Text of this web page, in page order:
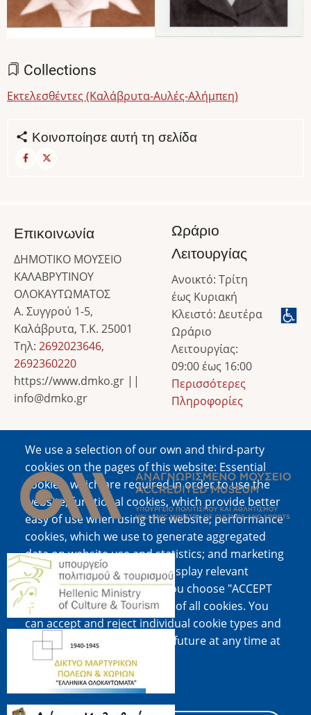
Collections
Εκτελεσθέντες (Καλάβρυτα-Αυλές-Αλήμπεη)
Κοινοποίησε αυτή τη σελίδα
We use a selection of our own and third-party
cookies on the pages of this website: Essential
cookies, which are required in order to use the
website; functional cookies, which provide better
easy of use when using the website; performance
cookies, which we use to generate aggregated
data on website use and statistics; and marketing
cookies, which are used to display relevant
content and advertising. If you choose "ACCEPT
ALL", you consent to the use of all cookies. You
can accept and reject individual cookie types and
revoke your consent for the future at any time at
"Settings".
Cookie documentation
Επικοινωνία
ΔΗΜΟΤΙΚΟ ΜΟΥΣΕΙΟ
ΚΑΛΑΒΡΥΤΙΝΟΥ
ΟΛΟΚΑΥΤΩΜΑΤΟΣ
Α. Συγγρού 1-5,
Καλάβρυτα, Τ.Κ. 25001
Τηλ: 2692023646,
2692360220
https://www.dmko.gr ||
info@dmko.gr
Ωράριο
Λειτουργίας
Ανοικτό: Τρίτη
έως Κυριακή
Κλειστό: Δευτέρα
Ωράριο
Λειτουργίας:
09:00 έως 16:00
Περισσότερες
Πληροφορίες
Image
Image
Image